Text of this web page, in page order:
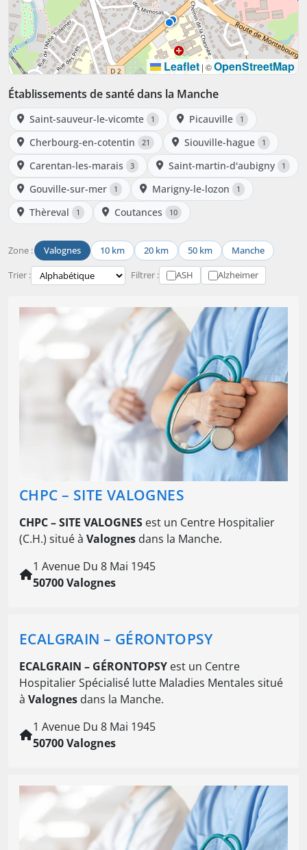
Leaflet | ©OpenStreetMap
Établissements de santé dans la Manche
Saint-sauveur-le-vicomte 1 Picauville 1
Cherbourg-en-cotentin 21 Siouville-hague 1
Carentan-les-marais 3 Saint-martin-d'aubigny 1
Gouville-sur-mer 1 Marigny-le-lozon 1
Thèreval 1 Coutances 10
Zone : Valognes 10 km 20 km 50 km Manche
Trier : Filtrer : ASH Alzheimer
CHPC – SITE VALOGNES
CHPC – SITE VALOGNES est un Centre Hospitalier
(C.H.) situé à Valognes dans la Manche.
1 Avenue Du 8 Mai 1945
50700 Valognes
ECALGRAIN – GÉRONTOPSY
ECALGRAIN – GÉRONTOPSY est un Centre
Hospitalier Spécialisé lutte Maladies Mentales situé
à Valognes dans la Manche.
1 Avenue Du 8 Mai 1945
50700 Valognes